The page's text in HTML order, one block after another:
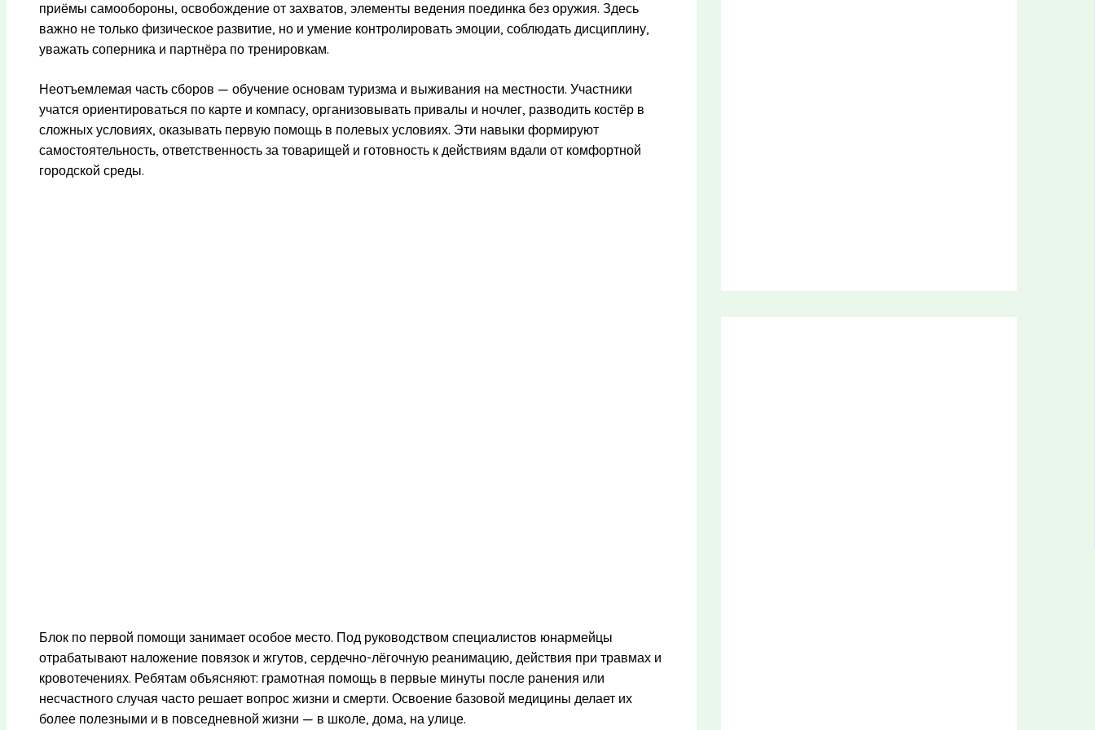
приёмы самообороны, освобождение от захватов, элементы ведения поединка без оружия. Здесь
важно не только физическое развитие, но и умение контролировать эмоции, соблюдать дисциплину,
уважать соперника и партнёра по тренировкам.
Неотъемлемая часть сборов — обучение основам туризма и выживания на местности. Участники
учатся ориентироваться по карте и компасу, организовывать привалы и ночлег, разводить костёр в
сложных условиях, оказывать первую помощь в полевых условиях. Эти навыки формируют
самостоятельность, ответственность за товарищей и готовность к действиям вдали от комфортной
городской среды.
Блок по первой помощи занимает особое место. Под руководством специалистов юнармейцы
отрабатывают наложение повязок и жгутов, сердечно-лёгочную реанимацию, действия при травмах и
кровотечениях. Ребятам объясняют: грамотная помощь в первые минуты после ранения или
несчастного случая часто решает вопрос жизни и смерти. Освоение базовой медицины делает их
более полезными и в повседневной жизни — в школе, дома, на улице.